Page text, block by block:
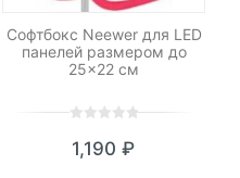
Софтбокс Neewer для LED
панелей размером до
25×22 см
out
1,190 ₽